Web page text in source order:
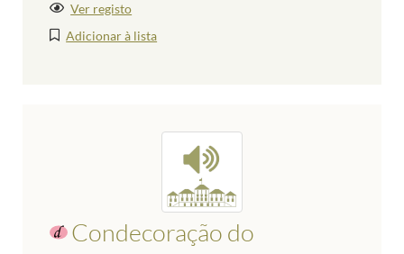
Ver registo
Adicionar à lista
Condecoração do